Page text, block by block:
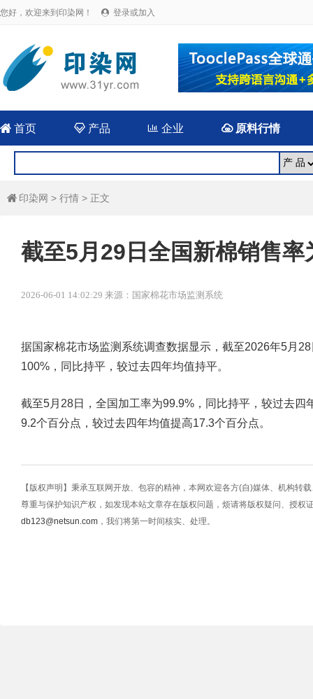
您好，欢迎来到印染网！  登录或加入
 首页 产品  企业 原料行情
 印染网 > 行情 > 正文
截至5月29日全国新棉销售率
2026-06-01 14:02:29 来源：国家棉花市场监测系统
据国家棉花市场监测系统调查数据显示，截至2026年5月
100%，同比持平，较过去四年均值持平。
截至5月28日，全国加工率为99.9%，同比持平，较过去
9.2个百分点，较过去四年均值提高17.3个百分点。
【版权声明】秉承互联网开放、包容的精神，本网欢迎各方(自)媒体、机构转
尊重与保护知识产权，如发现本站文章存在版权问题，烦请将版权疑问、授权
db123@netsun.com ，我们将第一时间核实、处理。